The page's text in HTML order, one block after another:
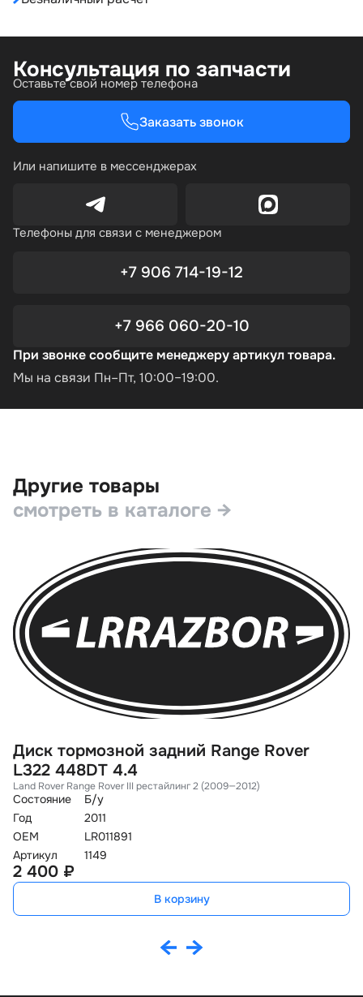
Консультация по запчасти
Оставьте свой номер телефона
Заказать звонок
Или напишите в мессенджерах
Телефоны для связи с менеджером
+7 906 714-19-12
+7 966 060-20-10
При звонке сообщите менеджеру артикул товара.
Мы на связи Пн–Пт, 10:00–19:00.
Другие товары
смотреть в каталоге →
Диск тормозной задний Range Rover
L322 448DT 4.4
Land Rover Range Rover III рестайлинг 2 (2009—2012)
Состояние
Б/у
Год
2011
OEM
LR011891
Артикул
1149
2 400 ₽
В корзину